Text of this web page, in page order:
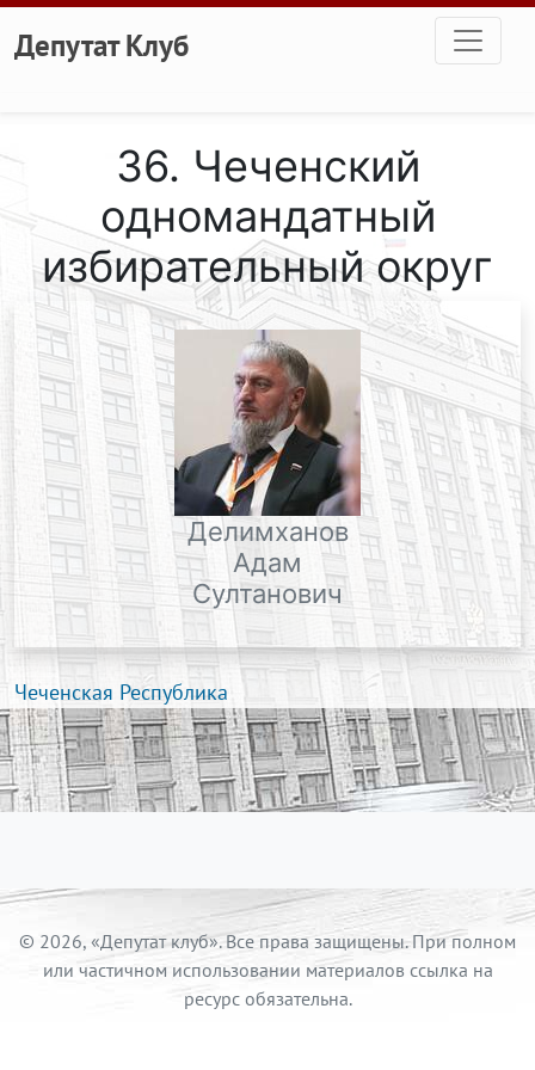
Перейти к основному содержанию
Депутат Клуб
36. Чеченский
одномандатный
избирательный округ
Делимханов
Адам
Султанович
Чеченская Республика
© 2026, «Депутат клуб». Все права защищены. При полном
или частичном использовании материалов ссылка на
ресурс обязательна.